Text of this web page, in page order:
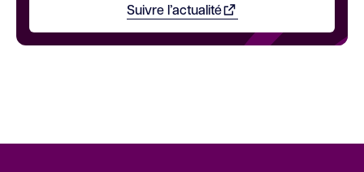
Suivre l’actualitéOuvrir dans un nouvel onglet